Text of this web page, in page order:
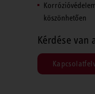
köszönhetően
Kérdése van